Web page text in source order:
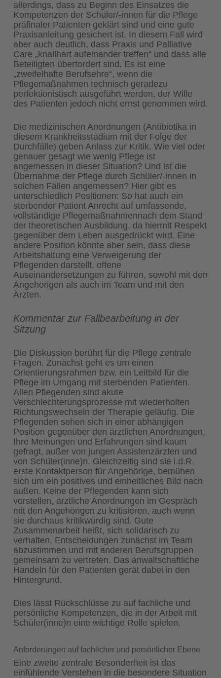
allerdings, dass zu Beginn des Einsatzes die
Kompetenzen der Schüler/-innen für die Pflege
präfinaler Patienten geklärt sind und eine gute
Praxisanleitung gesichert ist. In diesem Fall wird
aber auch deutlich, dass Praxis und Palliative
Care „knallhart aufeinander treffen“ und dass alle
Beteiligten überfordert sind. Es ist eine
„zweifelhafte Berufsehre“, wenn die
Pflegemaßnahmen technisch geradezu
perfektionistisch ausgeführt werden, der Wille
des Patienten jedoch nicht ernst genommen wird.
Die medizinischen Anordnungen (Antibiotika in
diesem Krankheitsstadium mit der Folge der
Durchfälle) geben Anlass zur Kritik. Wie viel oder
genauer gesagt wie wenig Pflege ist
angemessen in dieser Situation? Und ist die
Übernahme der Pflege durch Schüler/-innen in
solchen Fällen angemessen? Hier gibt es
unterschiedlich Positionen: So hat auch ein
sterbender Patient Anrecht auf umfassende,
vollständige Pflegemaßnahmennach dem Stand
der theoretischen Ausbildung, da hiermit Respekt
gegenüber dem Leben ausgedrückt wird. Eine
andere Position könnte aber sein, dass diese
Arbeitshaltung eine Verweigerung der
Pflegenden darstellt, offene
Auseinandersetzungen zu führen, sowohl mit den
Angehörigen als auch im Team und mit den
Ärzten.
Kommentar zur Fallbearbeitung in der
Sitzung
Die Diskussion berührt für die Pflege zentrale
Fragen. Zunächst geht es um einen
Orientierungsrahmen bzw. ein Leitbild für die
Pflege im Umgang mit sterbenden Patienten.
Allen Pflegenden sind akute
Verschlechterungsprozesse mit wiederholten
Richtungswechseln der Therapie geläufig. Die
Pflegenden sehen sich in einer abhängigen
Position gegenüber den ärztlichen Anordnungen.
Ihre Meinungen und Erfahrungen sind kaum
gefragt, außer von jungen Assistenzärzten und
von Schüler(inne)n. Gleichzeitig sind sie i.d.R.
erste Kontaktperson für Angehörige, bemühen
sich um ein positives und einheitliches Bild nach
außen. Keine der Pflegenden kann sich
vorstellen, ärztliche Anordnungen im Gespräch
mit den Angehörigen zu kritisieren, auch wenn
sie durchaus kritikwürdig sind. Gute
Zusammenarbeit heißt, sich solidarisch zu
verhalten, Entscheidungen zunächst im Team
abzustimmen und mit anderen Berufsgruppen
gemeinsam zu vertreten. Das anwaltschaftliche
Handeln für den Patienten gerät dabei in den
Hintergrund.
Dies lässt Rückschlüsse zu auf fachliche und
persönliche Kompetenzen, die in der Arbeit mit
Schüler(inne)n eine wichtige Rolle spielen.
Anforderungen auf fachlicher und persönlicher Ebene
Eine zweite zentrale Besonderheit ist das
einfühlende Verstehen in die besondere Situation